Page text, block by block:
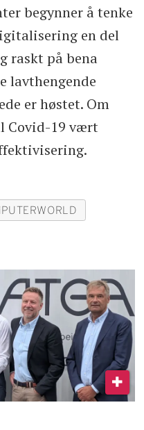
begynner å tenke
en del
raskt på bena
lavthengende
er høstet. Om
Covid-19 vært